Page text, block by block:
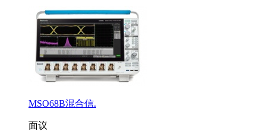
MSO68B混合信.
面议